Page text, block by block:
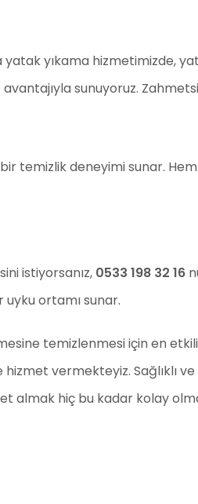
yıkama hizmetimizde,
sunuyoruz.
temizlik deneyimi sunar.
istiyorsanız, 0533 198 32 16
uyku ortamı sunar.
temizlenmesi için en
vermekteyiz. Sağlıklı
almak hiç bu kadar kolay